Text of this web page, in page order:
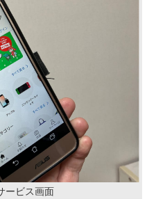
DOG JOURNAL
ービス画面